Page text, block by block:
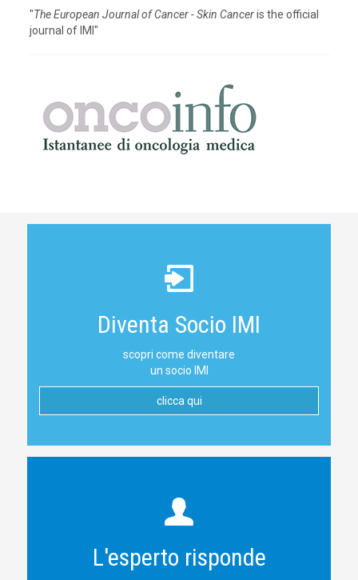
"The European Journal of Cancer - Skin Canceris the official
journal of IMI"
Diventa Socio IMI
scopri come diventare
un socio IMI
clicca qui
L'esperto risponde